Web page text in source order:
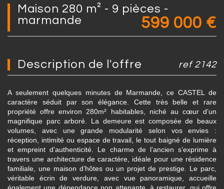
maison 280 m² - 9 pièces -
marmande
599 000 €
description de l'offre ref 2142
A seulement quelques minutes de Marmande, ce CASTEL de
caractère séduit par son élégance. Cette très belle et rare
propriété offre environ 280m² habitables, niché au cœur d’un
magnifique parc arboré. La demeure est composée de beaux
volumes, avec une grande modularité selon vos envies :
réception, intimité ou espace de travail, le tout baigné de lumière
et empreint d’authenticité. Le charme de l’ancien s’exprime à
travers une architecture de caractère, idéale pour une résidence
familiale, une maison d’hôtes ou un projet de prestige. Le parc,
véritable écrin de verdure, avec vue panoramique, accueille